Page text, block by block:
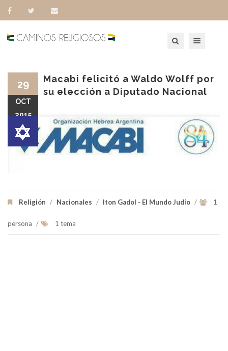
Macabi felicitó a Waldo Wolff por
su elección a Diputado Nacional
Religión / Nacionales / Iton Gadol - El Mundo Judío / 1
persona / 1 tema
29
OCT
2015